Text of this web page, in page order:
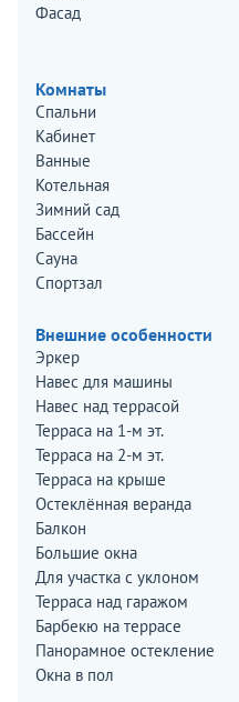
Фасад
Комнаты
Спальни
Кабинет
Ванные
Котельная
Зимний сад
Бассейн
Сауна
Спортзал
Внешние особенности
Эркер
Навес для машины
Навес над террасой
Терраса на 1-м эт.
Терраса на 2-м эт.
Терраса на крыше
Остеклённая веранда
Балкон
Большие окна
Для участка с уклоном
Терраса над гаражом
Барбекю на террасе
Панорамное остекление
Окна в пол